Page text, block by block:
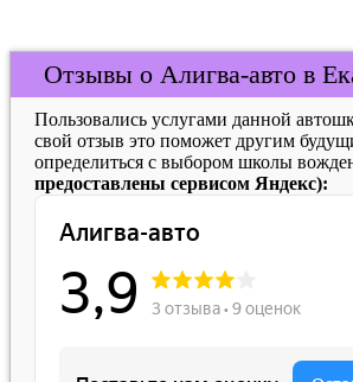
Отзывы о Алигва-авто в
Пользовались услугами данной
свой отзыв это поможет другим
определиться с выбором школы
предоставлены сервисом Яндекс):